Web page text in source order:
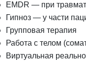
EMDR — при
Гипноз — у части
Групповая терапия
Работа с телом
Виртуальная